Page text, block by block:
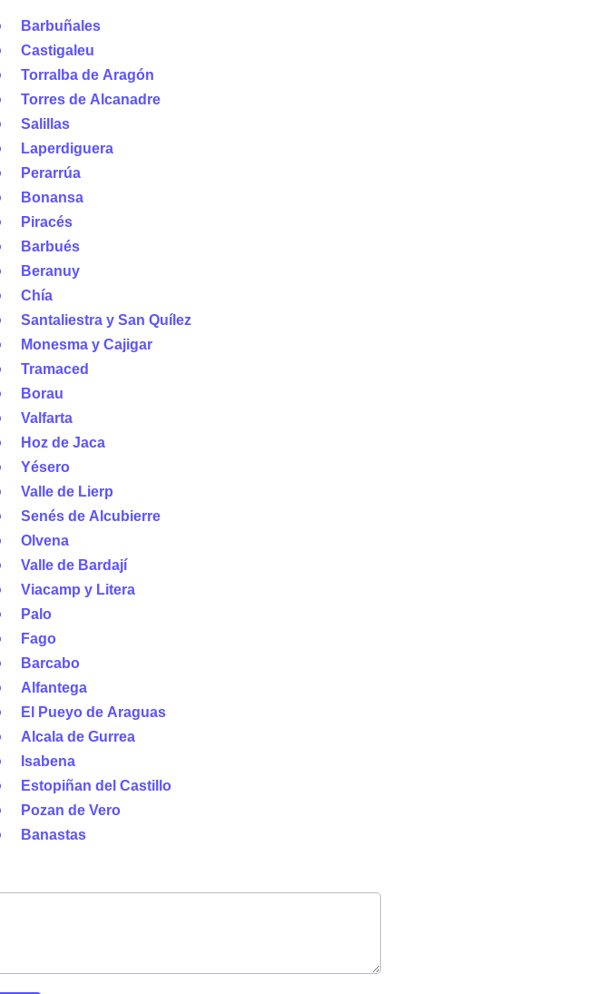
Barbuñales
Castigaleu
Torralba de Aragón
Torres de Alcanadre
Salillas
Laperdiguera
Perarrúa
Bonansa
Piracés
Barbués
Beranuy
Chía
Santaliestra y San Quílez
Monesma y Cajigar
Tramaced
Borau
Valfarta
Hoz de Jaca
Yésero
Valle de Lierp
Senés de Alcubierre
Olvena
Valle de Bardají
Viacamp y Litera
Palo
Fago
Barcabo
Alfantega
El Pueyo de Araguas
Alcala de Gurrea
Isabena
Estopiñan del Castillo
Pozan de Vero
Banastas